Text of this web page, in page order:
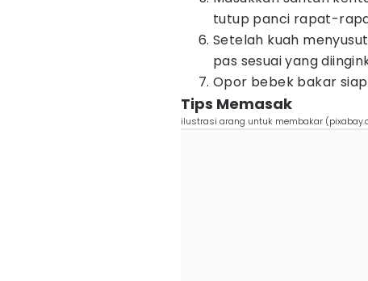
tutup panci rapat-
Setelah kuah
pas sesuai yang
Opor bebek bakar siap
Tips Memasak
ilustrasi arang untuk membakar